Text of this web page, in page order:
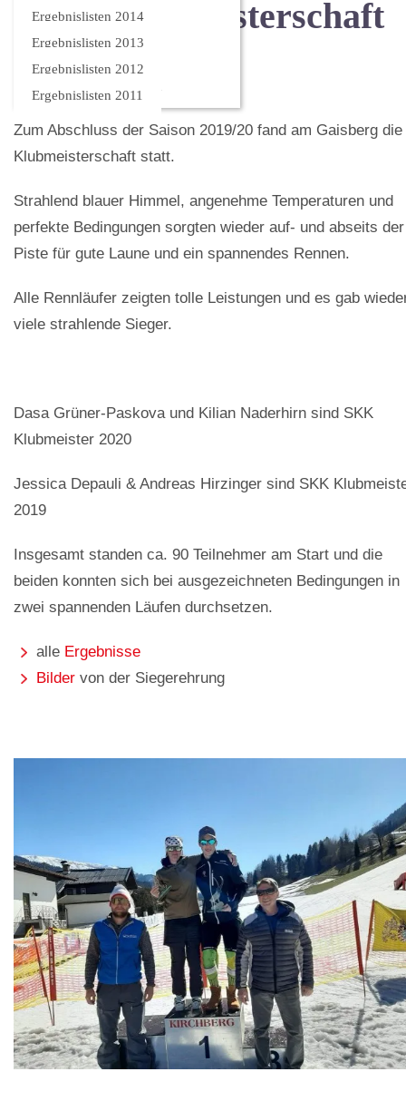
Ergebnislisten 2014
Ergebnislisten 2013
Ergebnislisten 2012
Ergebnislisten 2011
SKK Klubmeisterschaft
2020
Zum Abschluss der Saison 2019/20 fand am Gaisberg die
Klubmeisterschaft statt.
Strahlend blauer Himmel, angenehme Temperaturen und
perfekte Bedingungen sorgten wieder auf- und abseits der
Piste für gute Laune und ein spannendes Rennen.
Alle Rennläufer zeigten tolle Leistungen und es gab
viele strahlende Sieger.
Dasa Grüner-Paskova und Kilian Naderhirn sind SKK
Klubmeister 2020
Jessica Depauli & Andreas Hirzinger sind SKK
2019
Insgesamt standen ca. 90 Teilnehmer am Start und die
beiden konnten sich bei ausgezeichneten Bedingungen in
zwei spannenden Läufen durchsetzen.
alle Ergebnisse
Bilder von der Siegerehrung